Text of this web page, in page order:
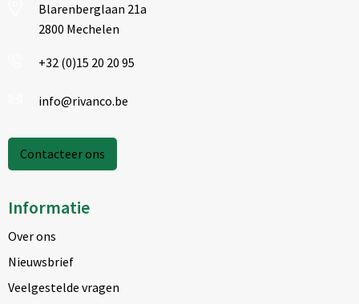
Blarenberglaan 21a
2800 Mechelen
+32 (0)15 20 20 95
info@rivanco.be
Contacteer ons
Informatie
Over ons
Nieuwsbrief
Veelgestelde vragen